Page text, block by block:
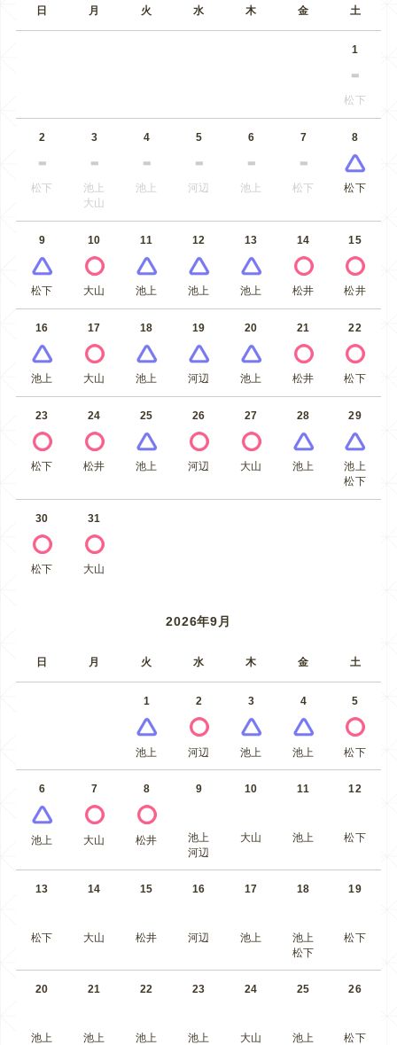
日 月 火 水 木 金 土
1
松下
2
松下
3
池上
大山
4
池上
5
河辺
6
池上
7
松下
8
松下
9
松下
10
大山
11
池上
12
池上
13
池上
14
松井
15
松井
16
池上
17
大山
18
池上
19
河辺
20
池上
21
松井
22
松下
23
松下
24
松井
25
池上
26
河辺
27
大山
28
池上
29
池上
松下
30
松下
31
大山
2026年9月
日 月 火 水 木 金 土
1
池上
2
河辺
3
池上
4
池上
5
松下
6
池上
7
大山
8
松井
9
池上
河辺
10
大山
11
池上
12
松下
13
松下
14
大山
15
松井
16
河辺
17
池上
18
池上
松下
19
松下
20
池上
21
池上
22
池上
23
池上
24
大山
25
池上
26
松下